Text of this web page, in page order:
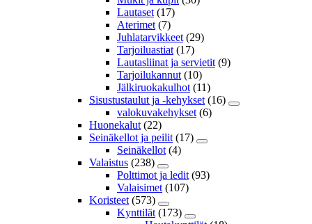
Lautaset (17)
Aterimet (7)
Juhlatarvikkeet (29)
Tarjoiluastiat (17)
Lautasliinat ja servietit (9)
Tarjoilukannut (10)
Jälkiruokakulhot (11)
Sisustustaulut ja -kehykset (16)
valokuvakehykset (6)
Huonekalut (22)
Seinäkellot ja peilit (17)
Seinäkellot (4)
Valaistus (238)
Polttimot ja ledit (93)
Valaisimet (107)
Koristeet (573)
Kynttilät (173)